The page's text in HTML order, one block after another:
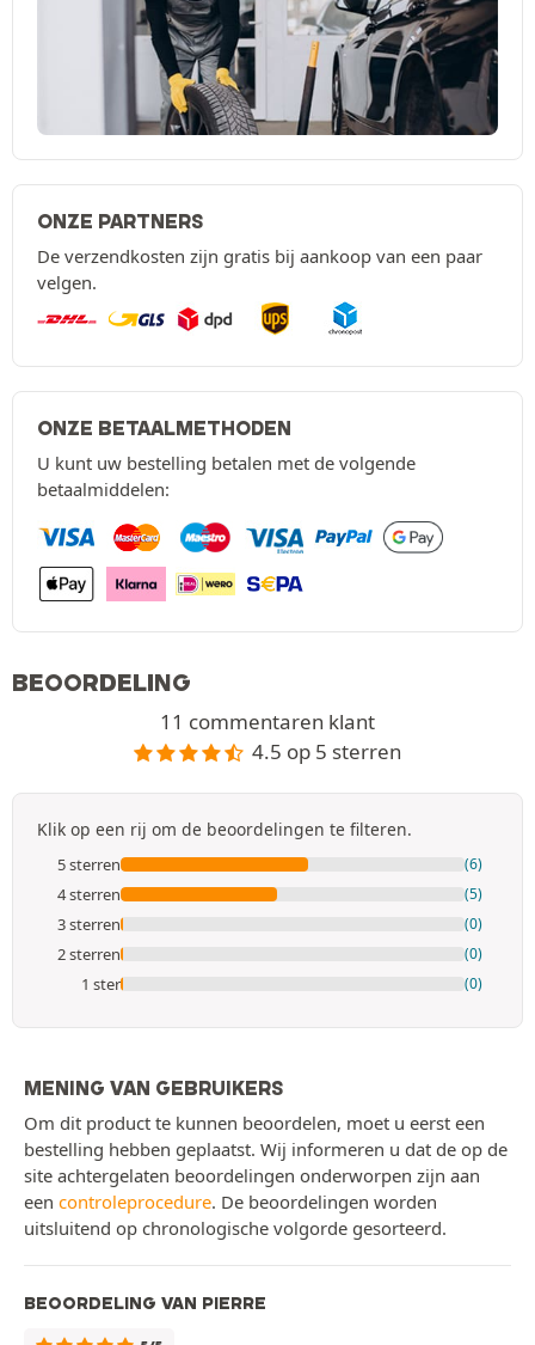
ONZE PARTNERS
De verzendkosten zijn gratis bij aankoop van een paar
velgen.
ONZE BETAALMETHODEN
U kunt uw bestelling betalen met de volgende
betaalmiddelen:
BEOORDELING
11 commentaren klant
4.5 op 5 sterren
Klik op een rij om de beoordelingen te filteren.
5 sterren (6)
4 sterren (5)
3 sterren (0)
2 sterren (0)
1 ster (0)
MENING VAN GEBRUIKERS
Om dit product te kunnen beoordelen, moet u eerst een
bestelling hebben geplaatst. Wij informeren u dat de op de
site achtergelaten beoordelingen onderworpen zijn aan
een controleprocedure. De beoordelingen worden
uitsluitend op chronologische volgorde gesorteerd.
BEOORDELING VAN PIERRE